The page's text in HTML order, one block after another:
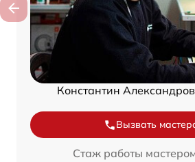
Константин
Вызвать
Стаж работы